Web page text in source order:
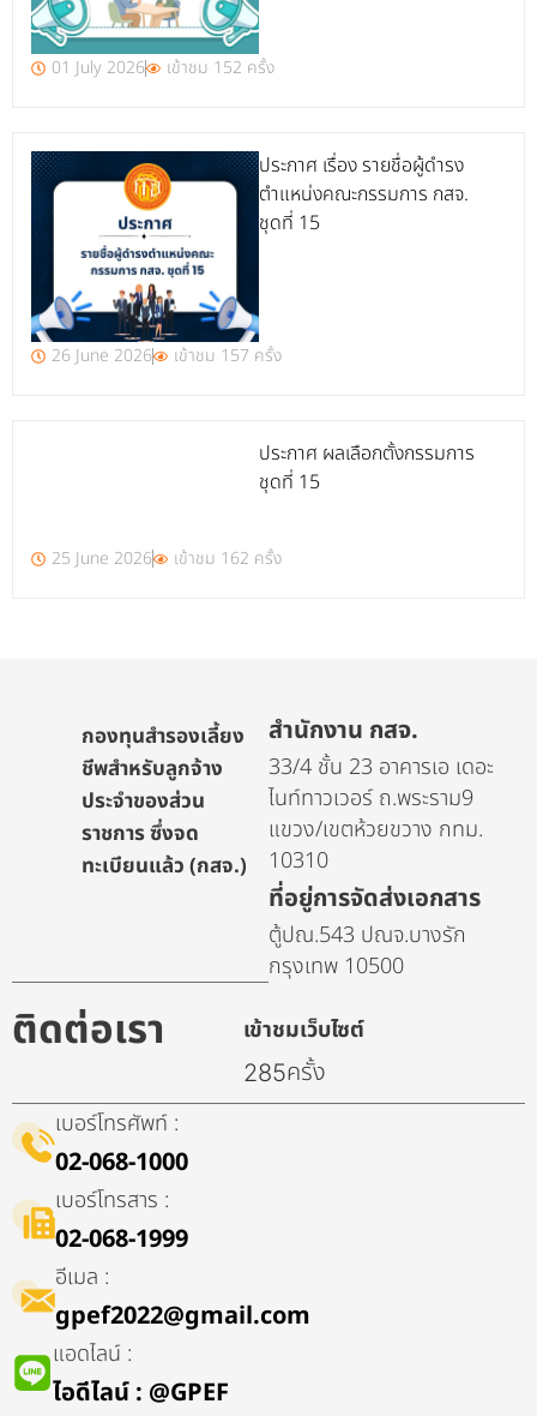
01 July 2026 เข้าชม 152 ครั้ง
ประกาศ เรื่อง รายชื่อผู้ดำรง
ตำแหน่งคณะกรรมการ กสจ.
ชุดที่ 15
26 June 2026 เข้าชม 157 ครั้ง
ประกาศ ผลเลือกตั้งกรรมการ
ชุดที่ 15
25 June 2026 เข้าชม 162 ครั้ง
กองทุนสำรองเลี้ยง
ชีพสำหรับลูกจ้าง
ประจำของส่วน
ราชการ ซึ่งจด
ทะเบียนแล้ว (กสจ.)
สำนักงาน กสจ.
33/4 ชั้น 23 อาคารเอ เดอะ
ไนท์ทาวเวอร์ ถ.พระราม9
แขวง/เขตห้วยขวาง กทม.
10310
ที่อยู่การจัดส่งเอกสาร
ตู้ปณ.543 ปณจ.บางรัก
กรุงเทพ 10500
ติดต่อเรา เข้าชมเว็บไซต์
285ครั้ง
เบอร์โทรศัพท์ :
02-068-1000
เบอร์โทรสาร :
02-068-1999
อีเมล :
gpef2022@gmail.com
แอดไลน์ :
ไอดีไลน์​ : @GPEF